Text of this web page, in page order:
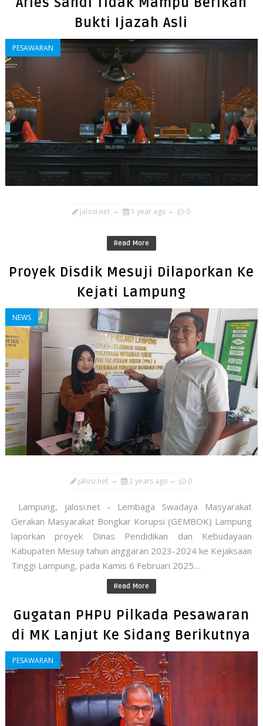
Bukti Ijazah Asli
PESAWARAN
jalosi.net 1 year ago 0
Read More
Proyek Disdik Mesuji Dilaporkan Ke
Kejati Lampung
NEWS
jalosi.net 2 years ago 0
Lampung, jalosi.net - Lembaga Swadaya Masyarakat
Gerakan Masyarakat Bongkar Korupsi (GEMBOK) Lampung
laporkan proyek Dinas Pendidikan dan Kebudayaan
Kabupaten Mesuji tahun anggaran 2023-2024 ke Kejaksaan
Tinggi Lampung, pada Kamis 6 Februari 2025....
Read More
Gugatan PHPU Pilkada Pesawaran
di MK Lanjut Ke Sidang Berikutnya
PESAWARAN